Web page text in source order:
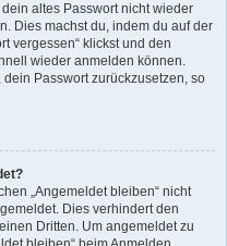
altes Passwort nicht wieder
Dies machst du, indem du auf der
vergessen“ klickst und den
wieder anmelden können.
Passwort zurückzusetzen, so
„Angemeldet bleiben“ nicht
Dies verhindert den
Dritten. Um angemeldet zu